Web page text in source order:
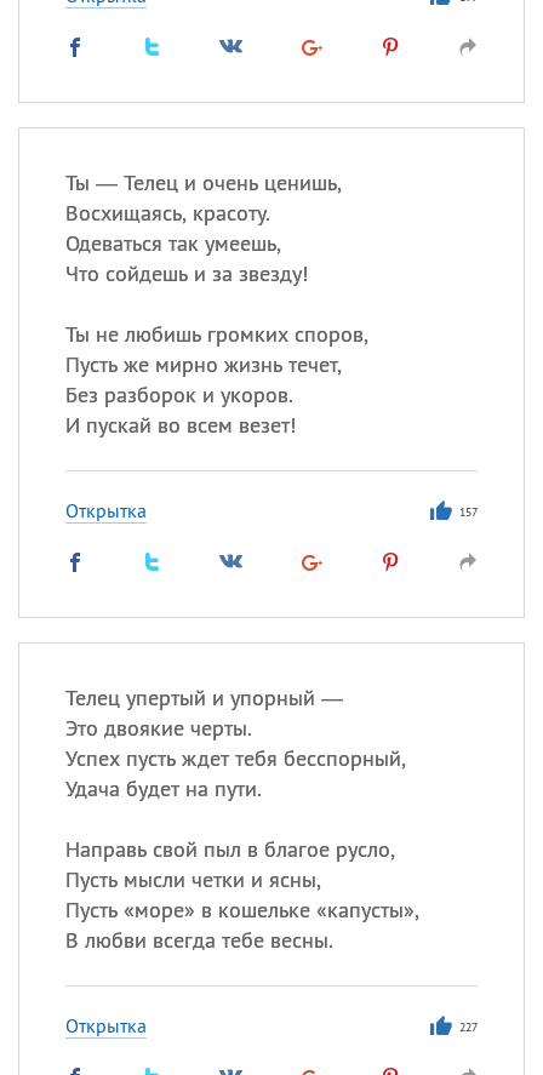
Ты — Телец и очень ценишь,
Восхищаясь, красоту.
Одеваться так умеешь,
Что сойдешь и за звезду!
Ты не любишь громких споров,
Пусть же мирно жизнь течет,
Без разборок и укоров.
И пускай во всем везет!
Открытка 157
Телец упертый и упорный —
Это двоякие черты.
Успех пусть ждет тебя бесспорный,
Удача будет на пути.
Направь свой пыл в благое русло,
Пусть мысли четки и ясны,
Пусть «море» в кошельке «капусты»,
В любви всегда тебе весны.
Открытка 227